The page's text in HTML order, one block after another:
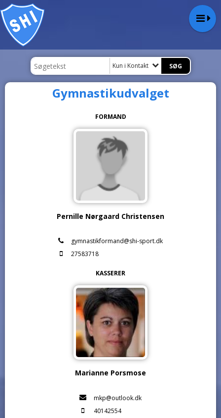
Kun i Kontakt
Gymnastikudvalget
FORMAND
Pernille Nørgaard Christensen
gymnastikformand@shi-sport.dk
27583718
KASSERER
Marianne Porsmose
mkp@outlook.dk
40142554